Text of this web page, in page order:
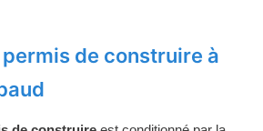
de construire à